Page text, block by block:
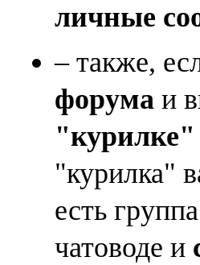
личные
– также,
форума и
"курилке"
"курилка"
есть
чатоводе и